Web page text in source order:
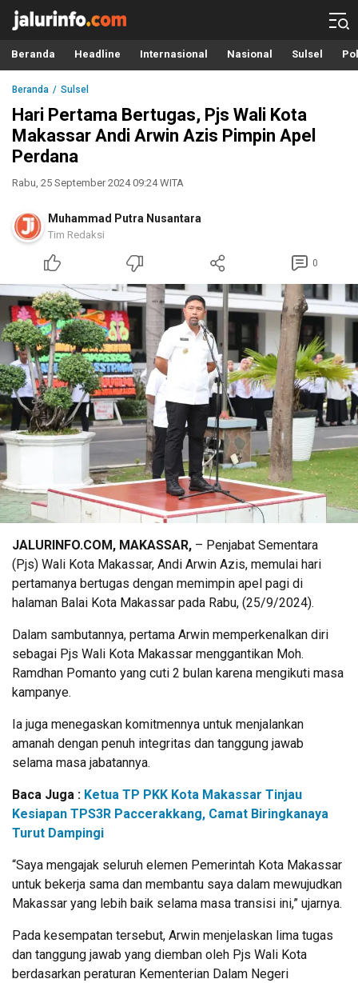
Info Terbaru, Berita Terkini Hari Ini, Jalurinfo.com
Terkini, Akurat dan Terpercaya
Beranda Headline Internasional Nasional Sulsel
Beranda Sulsel
Hari Pertama Bertugas, Pjs Wali Kota
Makassar Andi Arwin Azis Pimpin Apel
Perdana
Rabu, 25 September 2024 09:24 WITA
Muhammad Putra Nusantara
Tim Redaksi
0
JALURINFO.COM, MAKASSAR, – Penjabat Sementara
(Pjs) Wali Kota Makassar, Andi Arwin Azis, memulai hari
pertamanya bertugas dengan memimpin apel pagi di
halaman Balai Kota Makassar pada Rabu, (25/9/2024).
Dalam sambutannya, pertama Arwin memperkenalkan diri
sebagai Pjs Wali Kota Makassar menggantikan Moh.
Ramdhan Pomanto yang cuti 2 bulan karena mengikuti masa
kampanye.
Ia juga menegaskan komitmennya untuk menjalankan
amanah dengan penuh integritas dan tanggung jawab
selama masa jabatannya.
Baca Juga : Ketua TP PKK Kota Makassar Tinjau
Kesiapan TPS3R Paccerakkang, Camat Biringkanaya
Turut Dampingi
“Saya mengajak seluruh elemen Pemerintah Kota Makassar
untuk bekerja sama dan membantu saya dalam mewujudkan
Makassar yang lebih baik selama masa transisi ini,” ujarnya.
Pada kesempatan tersebut, Arwin menjelaskan lima tugas
dan tanggung jawab yang diemban oleh Pjs Wali Kota
berdasarkan peraturan Kementerian Dalam Negeri